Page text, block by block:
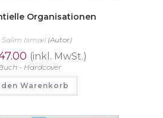
Organisationen
Salim Ismail (Autor)
(inkl. MwSt.)
- Hardcover
den Warenkorb